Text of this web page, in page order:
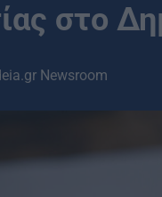
στο
Newsroom